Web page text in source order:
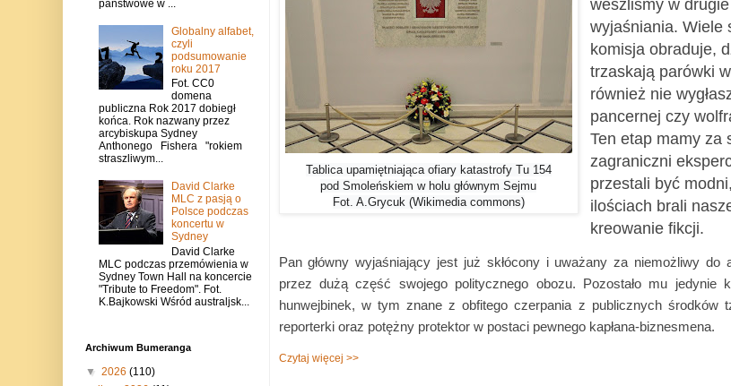
Tablica upamiętniająca ofiary katastrofy Tu 154
pod Smoleńskiem w holu głównym Sejmu
Fot. A.Grycuk (Wikimedia commons)
weszliśmy w
wyjaśniania. Wiele
komisja obraduje,
trzaskają parówki
również nie
pancernej czy
Ten etap mamy za
zagraniczni
przestali być
ilościach brali
kreowanie fikcji.
Pan główny wyjaśniający jest już skłócony i uważany za niemożliwy do
przez dużą część swojego politycznego obozu. Pozostało mu jedynie
hunwejbinek, w tym znane z obfitego czerpania z publicznych środków
reporterki oraz potężny protektor w postaci pewnego kapłana-biznesmena.
Czytaj więcej >>
państwowe w ...
Globalny alfabet,
czyli
podsumowanie
roku 2017
Fot. CC0
domena
publiczna Rok 2017 dobiegł
końca. Rok nazwany przez
arcybiskupa Sydney
Anthonego Fishera "rokiem
straszliwym...
David Clarke
MLC z pasją o
Polsce podczas
koncertu w
Sydney
David Clarke
MLC podczas przemówienia w
Sydney Town Hall na koncercie
"Tribute to Freedom". Fot.
K.Bajkowski Wśród australjsk...
Archiwum Bumeranga
▼ 2026 (110)